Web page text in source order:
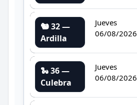
🐿️ 32 —
Ardilla
Jueves
06/08/2026
🐍 36 —
Culebra
Jueves
06/08/2026